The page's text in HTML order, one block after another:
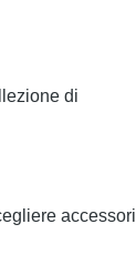
di
accessori